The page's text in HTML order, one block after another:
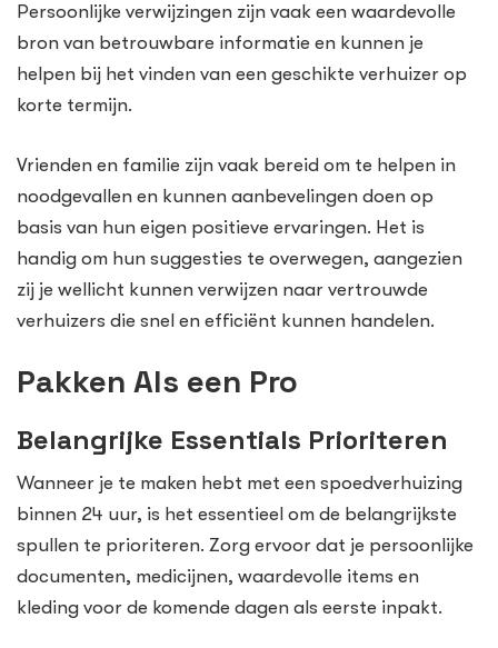
Persoonlijke verwijzingen zijn vaak een waardevolle
bron van betrouwbare informatie en kunnen je
helpen bij het vinden van een geschikte verhuizer op
korte termijn.
Vrienden en familie zijn vaak bereid om te helpen in
noodgevallen en kunnen aanbevelingen doen op
basis van hun eigen positieve ervaringen. Het is
handig om hun suggesties te overwegen, aangezien
zij je wellicht kunnen verwijzen naar vertrouwde
verhuizers die snel en efficiënt kunnen handelen.
Pakken Als een Pro
Belangrijke Essentials Prioriteren
Wanneer je te maken hebt met een spoedverhuizing
binnen 24 uur, is het essentieel om de belangrijkste
spullen te prioriteren. Zorg ervoor dat je persoonlijke
documenten, medicijnen, waardevolle items en
kleding voor de komende dagen als eerste inpakt.